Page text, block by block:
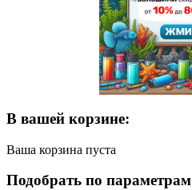
В вашей корзине:
Ваша корзина пуста
Подобрать по параметрам